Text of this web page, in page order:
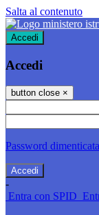
Salta al contenuto
Accedi
Accedi
button close ×
Password
-
Entra con SPID